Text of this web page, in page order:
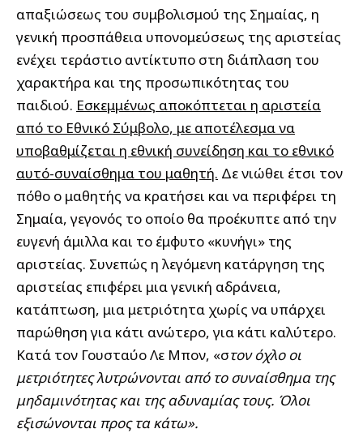
απαξιώσεως του συμβολισμού της Σημαίας, η
γενική προσπάθεια υπονομεύσεως της αριστείας
ενέχει τεράστιο αντίκτυπο στη διάπλαση του
χαρακτήρα και της προσωπικότητας του
παιδιού. Εσκεμμένως αποκόπτεται η αριστεία
από το Εθνικό Σύμβολο, με αποτέλεσμα να
υποβαθμίζεται η εθνική συνείδηση και το εθνικό
αυτό-συναίσθημα του μαθητή. Δε νιώθει έτσι τον
πόθο ο μαθητής να κρατήσει και να περιφέρει τη
Σημαία, γεγονός το οποίο θα προέκυπτε από την
ευγενή άμιλλα και τo έμφυτο «κυνήγι» της
αριστείας. Συνεπώς η λεγόμενη κατάργηση της
αριστείας επιφέρει μια γενική αδράνεια,
κατάπτωση, μια μετριότητα χωρίς να υπάρχει
παρώθηση για κάτι ανώτερο, για κάτι καλύτερο.
Κατά τον Γουσταύο Λε Μπον, «στον όχλο οι
μετριότητες λυτρώνονται από το συναίσθημα της
μηδαμινότητας και της αδυναμίας τους. Όλοι
εξισώνονται προς τα κάτω».